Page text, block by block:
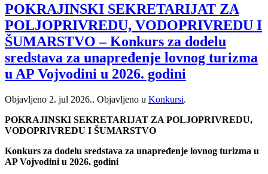
POKRAJINSKI SEKRETARIJAT ZA
POLJOPRIVREDU, VODOPRIVREDU I
ŠUMARSTVO – Konkurs za dodelu
sredstava za unapređenje lovnog turizma
u AP Vojvodini u 2026. godini
Objavljeno 2. jul 2026.. Objavljeno u Konkursi.
POKRAJINSKI SEKRETARIJAT ZA POLJOPRIVREDU,
VODOPRIVREDU I ŠUMARSTVO
Konkurs za dodelu sredstava za unapređenje lovnog turizma u
AP Vojvodini u 2026. godini